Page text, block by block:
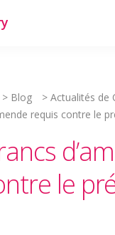
> Blog > Actualités de
requis contre le
le